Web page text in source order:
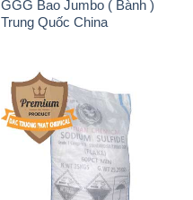
GGG Bao Jumbo ( Bành )
Trung Quốc China